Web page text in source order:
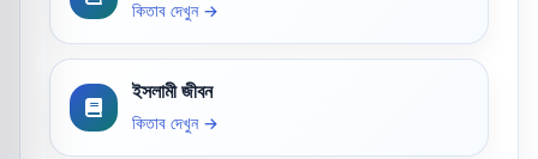
কিতাব দেখুন →
ইসলামী জীবন
কিতাব দেখুন →